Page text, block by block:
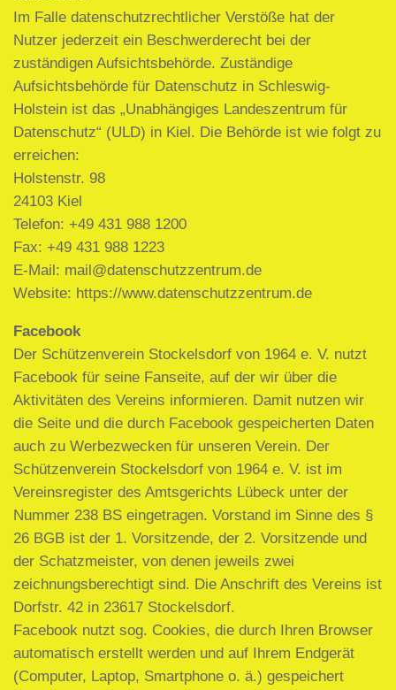
Im Falle datenschutzrechtlicher Verstöße hat der
Nutzer jederzeit ein Beschwerderecht bei der
zuständigen Aufsichtsbehörde. Zuständige
Aufsichtsbehörde für Datenschutz in Schleswig-
Holstein ist das „Unabhängiges Landeszentrum für
Datenschutz“ (ULD) in Kiel. Die Behörde ist wie folgt zu
erreichen:
Holstenstr. 98
24103 Kiel
Telefon: +49 431 988 1200
Fax: +49 431 988 1223
E-Mail: mail@datenschutzzentrum.de
Website: https://www.datenschutzzentrum.de
Facebook
Der Schützenverein Stockelsdorf von 1964 e. V. nutzt
Facebook für seine Fanseite, auf der wir über die
Aktivitäten des Vereins informieren. Damit nutzen wir
die Seite und die durch Facebook gespeicherten Daten
auch zu Werbezwecken für unseren Verein. Der
Schützenverein Stockelsdorf von 1964 e. V. ist im
Vereinsregister des Amtsgerichts Lübeck unter der
Nummer 238 BS eingetragen. Vorstand im Sinne des §
26 BGB ist der 1. Vorsitzende, der 2. Vorsitzende und
der Schatzmeister, von denen jeweils zwei
zeichnungsberechtigt sind. Die Anschrift des Vereins ist
Dorfstr. 42 in 23617 Stockelsdorf.
Facebook nutzt sog. Cookies, die durch Ihren Browser
automatisch erstellt werden und auf Ihrem Endgerät
(Computer, Laptop, Smartphone o. ä.) gespeichert